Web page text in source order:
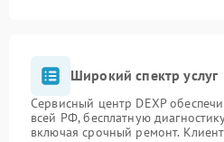
Широкий спектр услуг
Сервисный центр DEXP
всей РФ, бесплатную
включая срочный ремонт.